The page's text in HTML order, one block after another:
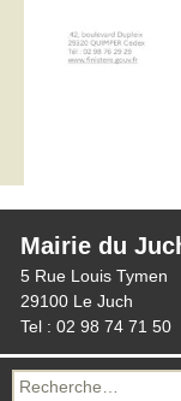
Mairie du
5 Rue Louis Tymen
29100 Le Juch
Tel : 02 98 74 71 50
Recherche